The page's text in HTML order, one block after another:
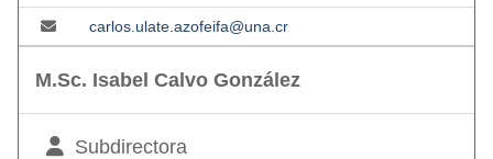
carlos.ulate.azofeifa@una.cr
M.Sc. Isabel Calvo González
Subdirectora